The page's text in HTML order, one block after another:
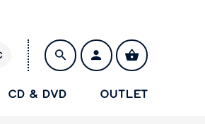
CD & DVD OUTLET